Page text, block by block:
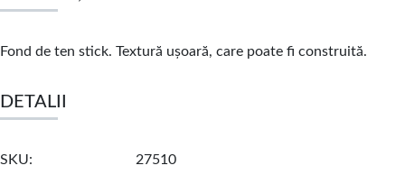
Fond de ten stick. Textură ușoară, care poate fi construită.
DETALII
SKU 27510